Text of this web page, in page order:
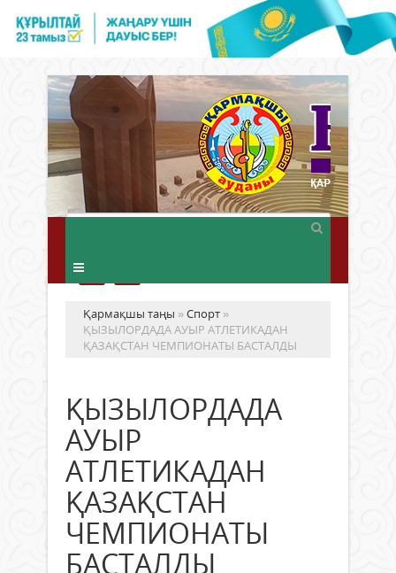
Қармақшы таңы »Спорт »
ҚЫЗЫЛОРДАДА АУЫР АТЛЕТИКАДАН
ҚАЗАҚСТАН ЧЕМПИОНАТЫ БАСТАЛДЫ
ҚЫЗЫЛОРДАДА
АУЫР
АТЛЕТИКАДАН
ҚАЗАҚСТАН
ЧЕМПИОНАТЫ
БАСТАЛДЫ